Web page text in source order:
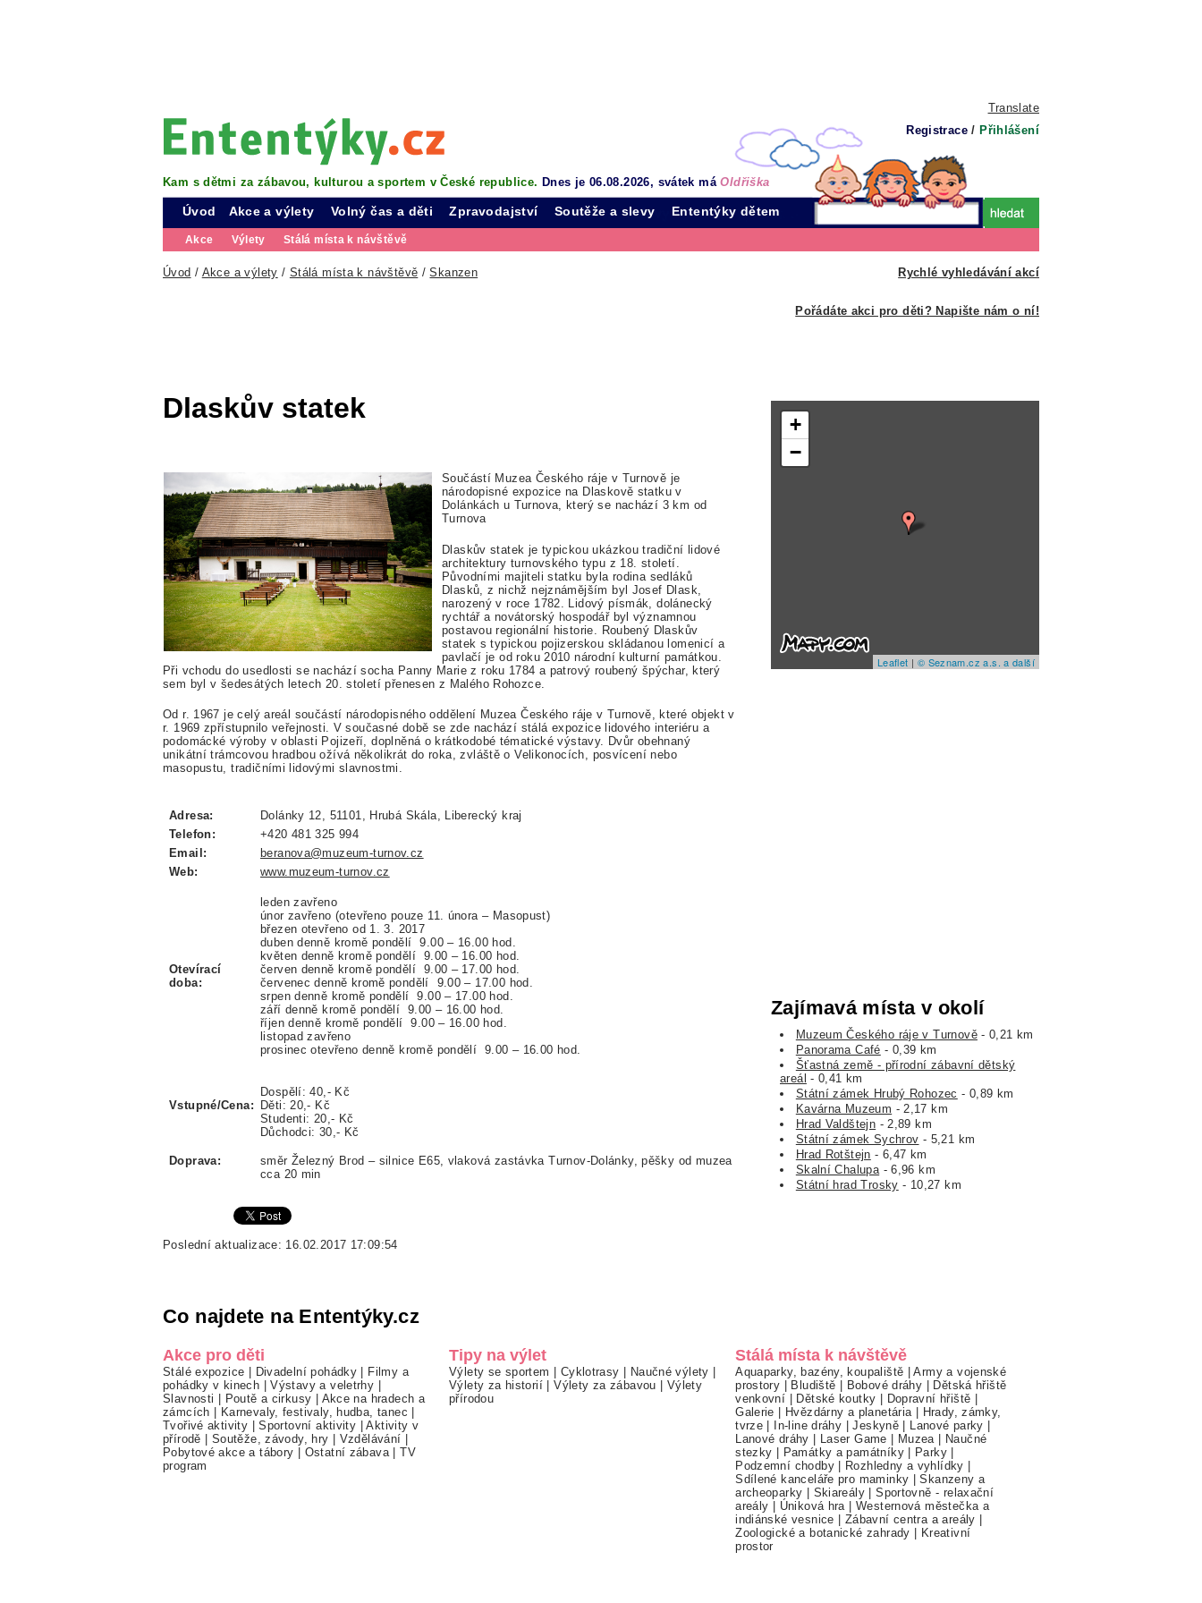
Translate
Registrace / Přihlášení
Kam s dětmi za zábavou, kulturou a sportem v České republice. Dnes je 06.08.2026, svátek máOldřiška
Úvod Akce a výlety
Akce Výlety Stálá místa k návštěvě
Volný čas a děti Zpravodajství Soutěže a slevy Ententýky dětem
Rychlé vyhledávání akcí
Úvod / Akce a výlety / Stálá místa k návštěvě /Skanzen
Pořádáte akci pro děti? Napište nám o ní!
Dlaskův statek
Součástí Muzea Českého ráje v Turnově je
národopisné expozice na Dlaskově statku v
Dolánkách u Turnova, který se nachází 3 km od
Turnova
Dlaskův statek je typickou ukázkou tradiční lidové
architektury turnovského typu z 18. století.
Původními majiteli statku byla rodina sedláků
Dlasků, z nichž nejznámějším byl Josef Dlask,
narozený v roce 1782. Lidový písmák, dolánecký
rychtář a novátorský hospodář byl významnou
postavou regionální historie. Roubený Dlaskův
statek s typickou pojizerskou skládanou lomenicí a
pavlačí je od roku 2010 národní kulturní památkou.
Při vchodu do usedlosti se nachází socha Panny Marie z roku 1784 a patrový roubený špýchar, který
sem byl v šedesátých letech 20. století přenesen z Malého Rohozce.
Od r. 1967 je celý areál součástí národopisného oddělení Muzea Českého ráje v Turnově, které objekt v
r. 1969 zpřístupnilo veřejnosti. V současné době se zde nachází stálá expozice lidového interiéru a
podomácké výroby v oblasti Pojizeří, doplněná o krátkodobé tématické výstavy. Dvůr obehnaný
unikátní trámcovou hradbou ožívá několikrát do roka, zvláště o Velikonocích, posvícení nebo
masopustu, tradičními lidovými slavnostmi.
Adresa:
Dolánky 12, 51101, Hrubá Skála, Liberecký kraj
Telefon:
+420 481 325 994
Email:
beranova@muzeum-turnov.cz
Web:
www.muzeum-turnov.cz
Otevírací
doba:
leden zavřeno
únor zavřeno (otevřeno pouze 11. února – Masopust)
březen otevřeno od 1. 3. 2017
duben denně kromě pondělí 9.00 – 16.00 hod.
květen denně kromě pondělí 9.00 – 16.00 hod.
červen denně kromě pondělí 9.00 – 17.00 hod.
červenec denně kromě pondělí 9.00 – 17.00 hod.
srpen denně kromě pondělí 9.00 – 17.00 hod.
září denně kromě pondělí 9.00 – 16.00 hod.
říjen denně kromě pondělí 9.00 – 16.00 hod.
listopad zavřeno
prosinec otevřeno denně kromě pondělí 9.00 – 16.00 hod.
Vstupné/Cena:
Dospělí: 40,- Kč
Děti: 20,- Kč
Studenti: 20,- Kč
Důchodci: 30,- Kč
Doprava:
směr Železný Brod – silnice E65, vlaková zastávka Turnov-Dolánky, pěšky od muzea
cca 20 min
Poslední aktualizace: 16.02.2017 17:09:54
+
−
Leaflet | © Seznam.cz a.s. a další
Zajímavá místa v okolí
Muzeum Českého ráje v Turnově- 0,21 km
Panorama Café - 0,39 km
Šťastná země - přírodní zábavní dětský
areál - 0,41 km
Státní zámek Hrubý Rohozec - 0,89 km
Kavárna Muzeum - 2,17 km
Hrad Valdštejn - 2,89 km
Státní zámek Sychrov - 5,21 km
Hrad Rotštejn - 6,47 km
Skalní Chalupa- 6,96 km
Státní hrad Trosky - 10,27 km
Co najdete na Ententýky.cz
Akce pro děti
Stálé expozice Divadelní pohádky
Filmy a
pohádky v kinech |Výstavy a veletrhy
Slavnosti
Poutě a cirkusy
Akce na hradech a
zámcích
Karnevaly, festivaly, hudba, tanec
Tvořivé aktivity |Sportovní aktivity |Aktivity v
přírodě
Soutěže, závody, hry Vzdělávání
Pobytové akce a tábory
Ostatní zábava |TV
program
Tipy na výlet
Výlety se sportem Cyklotrasy Naučné výlety
Výlety za historií |Výlety za zábavou
Výlety
přírodou
Stálá místa k návštěvě
Aquaparky, bazény, koupaliště |Army a vojenské
prostory
Bludiště Bobové dráhy
Dětská hřiště
venkovní
Dětské koutky Dopravní hřiště
Galerie
Hvězdárny a planetária
Hrady, zámky,
tvrze
In-line dráhy |Jeskyně Lanové parky
Lanové dráhy
Laser Game Muzea
Naučné
stezky
Památky a památníky| Parky
Podzemní chodby| Rozhledny a vyhlídky
Sdílené kanceláře pro maminky |Skanzeny a
archeoparky
Skiareály |Sportovně - relaxační
areály
Úniková hra |Westernová městečka a
indiánské vesnice
Zábavní centra a areály
Zoologické a botanické zahrady
Kreativní
prostor